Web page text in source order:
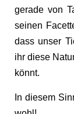
gerade von
seinen
dass unser
ihr diese
könnt.
In diesem